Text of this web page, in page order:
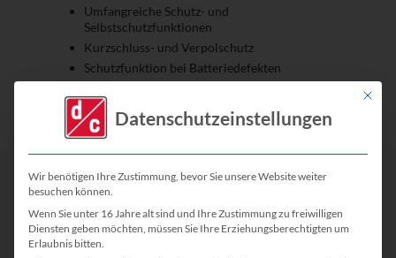
Umfangreiche Schutz- und
Selbstschutzfunktionen
Kurzschluss- und Verpolschutz
Schutzfunktion bei Batteriedefekten
Mit
Datenschutzeinstellungen
Wir benötigen Ihre Zustimmung, bevor Sie unsere Website weiter
besuchen können.
Wenn Sie unter 16 Jahre alt sind und Ihre Zustimmung zu freiwilligen
Diensten geben möchten, müssen Sie Ihre Erziehungsberechtigten um
Erlaubnis bitten.